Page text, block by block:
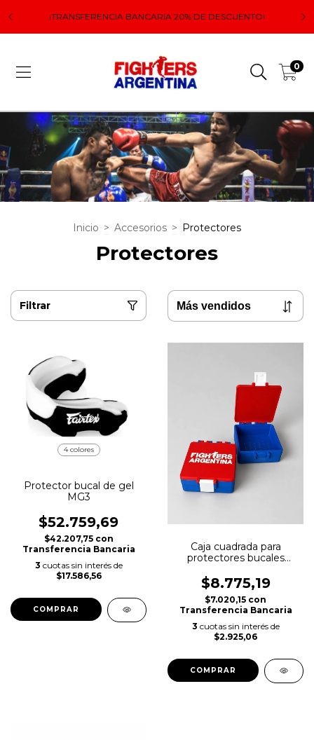
¡TRANSFERENCIA BANCARIA 20% DE DESCUENTO!
0
Inicio > Accesorios > Protectores
Protectores
Filtrar
4 colores
Protector bucal de gel
MG3
$52.759,69
$42.207,75 con
Transferencia Bancaria
3 cuotas sin interés de
$17.586,56
COMPRAR
Caja cuadrada para
protectores bucales
$8.775,19
$7.020,15 con
Transferencia Bancaria
3 cuotas sin interés de
$2.925,06
COMPRAR